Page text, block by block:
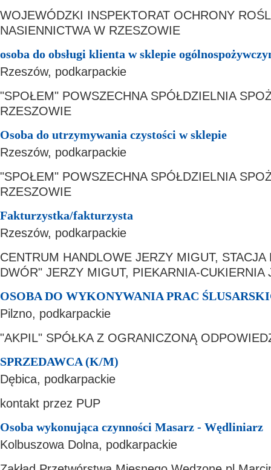
WOJEWÓDZKI INSPEKTORAT OCHRONY
NASIENNICTWA W RZESZOWIE
osoba do obsługi klienta w sklepie
Rzeszów, podkarpackie
"SPOŁEM" POWSZECHNA SPÓŁDZIELNIA
RZESZOWIE
Osoba do utrzymywania czystości w sklepie
Rzeszów, podkarpackie
"SPOŁEM" POWSZECHNA SPÓŁDZIELNIA
RZESZOWIE
Fakturzystka/fakturzysta
Rzeszów, podkarpackie
CENTRUM HANDLOWE JERZY MIGUT, STACJA
DWÓR" JERZY MIGUT, PIEKARNIA-CUKIERNIA
OSOBA DO WYKONYWANIA PRAC
Pilzno, podkarpackie
"AKPIL" SPÓŁKA Z OGRANICZONĄ
SPRZEDAWCA (K/M)
Dębica, podkarpackie
kontakt przez PUP
Osoba wykonująca czynności Masarz - Wędliniarz
Kolbuszowa Dolna, podkarpackie